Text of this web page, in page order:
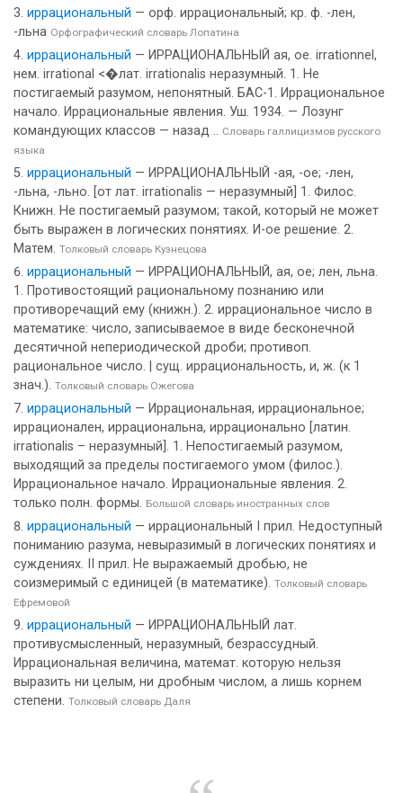
иррациональный — орф. иррациональный; кр. ф. -лен,
-льна Орфографический словарь Лопатина
иррациональный — ИРРАЦИОНАЛЬНЫЙ ая, ое. irrationnel,
нем. irrational <�лат. irrationalis неразумный. 1. Не
постигаемый разумом, непонятный. БАС-1. Иррациональное
начало. Иррациональные явления. Уш. 1934. — Лозунг
командующих классов — назад .. Словарь галлицизмов русского
языка
иррациональный — ИРРАЦИОНАЛЬНЫЙ -ая, -ое; -лен,
-льна, -льно. [от лат. irrationalis — неразумный] 1. Филос.
Книжн. Не постигаемый разумом; такой, который не может
быть выражен в логических понятиях. И-ое решение. 2.
Матем. Толковый словарь Кузнецова
иррациональный — ИРРАЦИОНАЛЬНЫЙ, ая, ое; лен, льна.
1. Противостоящий рациональному познанию или
противоречащий ему (книжн.). 2. иррациональное число в
математике: число, записываемое в виде бесконечной
десятичной непериодической дроби; противоп.
рациональное число. | сущ. иррациональность, и, ж. (к 1
знач.). Толковый словарь Ожегова
иррациональный — Иррациональная, иррациональное;
иррационален, иррациональна, иррационально [латин.
irrationalis – неразумный]. 1. Непостигаемый разумом,
выходящий за пределы постигаемого умом (филос.).
Иррациональное начало. Иррациональные явления. 2.
только полн. формы. Большой словарь иностранных слов
иррациональный — иррациональный I прил. Недоступный
пониманию разума, невыразимый в логических понятиях и
суждениях. II прил. Не выражаемый дробью, не
соизмеримый с единицей (в математике). Толковый словарь
Ефремовой
иррациональный — ИРРАЦИОНАЛЬНЫЙ лат.
противусмысленный, неразумный, безрассудный.
Иррациональная величина, математ. которую нельзя
выразить ни целым, ни дробным числом, а лишь корнем
степени. Толковый словарь Даля